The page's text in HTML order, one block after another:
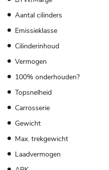
Aantal cilinders
Emissieklasse
Cilinderinhoud
Vermogen
100% onderhouden?
Topsnelheid
Carrosserie
Gewicht
Max. trekgewicht
Laadvermogen